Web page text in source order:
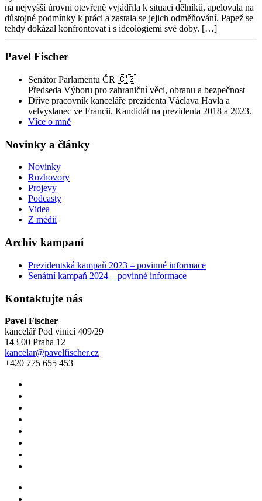
na nejvyšší úrovni otevřeně vyjádřila k situaci dělníků, apelovala na
důstojné podmínky k práci a zastala se jejich odměňování. Papež se
tehdy dokázal konfrontovat i s ideologiemi své doby. […]
Pavel Fischer
Senátor Parlamentu ČR 🇨🇿
Předseda Výboru pro zahraniční věci, obranu a bezpečnost
Dříve pracovník kanceláře prezidenta Václava Havla a
velvyslanec ve Francii. Kandidát na prezidenta 2018 a 2023.
Více o mně
Novinky a články
Novinky
Rozhovory
Projevy
Podcasty
Videa
Z médií
Archiv kampaní
Prezidentská kampaň 2023 – povinné informace
Senátní kampaň 2024 – povinné informace
Kontaktujte nás
Pavel Fischer
kancelář Pod vinicí 409/29
143 00 Praha 12
kancelar@pavelfischer.cz
+420 775 655 453